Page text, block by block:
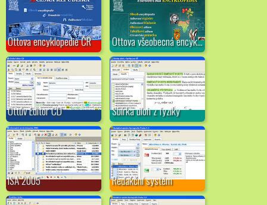
Ottova encyklopedie ČR Ottova všeobecná encyklopédia
Ottův Editor CD Sbírka úloh z fyziky
ISA 2005 Redakční systém